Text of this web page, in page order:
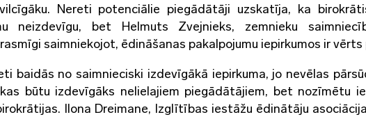
Nereti potenciālie piegādātāji uzskatīja, ka
neizdevīgu, bet Helmuts Zvejnieks, zemnieku
saimniekojot, ēdināšanas pakalpojumu iepirkumos ir
baidās no saimnieciski izdevīgākā iepirkuma, jo nevēlas
būtu izdevīgāks nelielajiem piegādātājiem, bet nozīmētu
Ilona Dreimane, Izglītības iestāžu ēdinātāju